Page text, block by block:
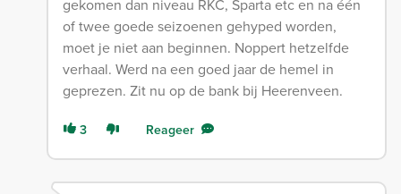
gekomen dan niveau RKC, Sparta etc en na één
of twee goede seizoenen gehyped worden,
moet je niet aan beginnen. Noppert hetzelfde
verhaal. Werd na een goed jaar de hemel in
geprezen. Zit nu op de bank bij Heerenveen.
3 Reageer